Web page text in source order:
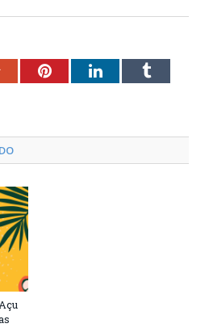
Google+PinterestLinkedInTumblr